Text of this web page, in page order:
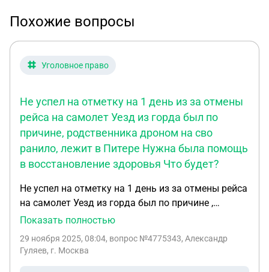
Похожие вопросы
Уголовное право
Не успел на отметку на 1 день из за отмены
рейса на самолет Уезд из горда был по
причине, родственника дроном на сво
ранило, лежит в Питере Нужна была помощь
в восстановление здоровья Что будет?
Не успел на отметку на 1 день из за отмены рейса
на самолет Уезд из горда был по причине ,
родственника дроном на сво ранило , лежит в
здоровья Что будет ?
Показать полностью
29 ноября 2025, 08:04, вопрос №4775343, Александр
Гуляев, г. Москва